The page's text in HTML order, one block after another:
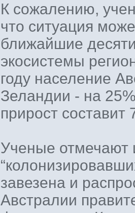
К сожалению,
что ситуация
ближайшие
экосистемы
году население
Зеландии - на
прирост составит
Ученые отмечают
завезена и
Австралии